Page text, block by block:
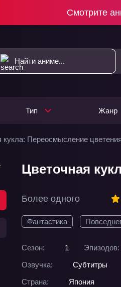
Смотрите
Тип Жанр
кукла: Переосмысление
Цветочная
Более одного
Фантастика
Сезон: 1 Эпизодов:
Озвучка:
Субтитры
Страна:
Япония